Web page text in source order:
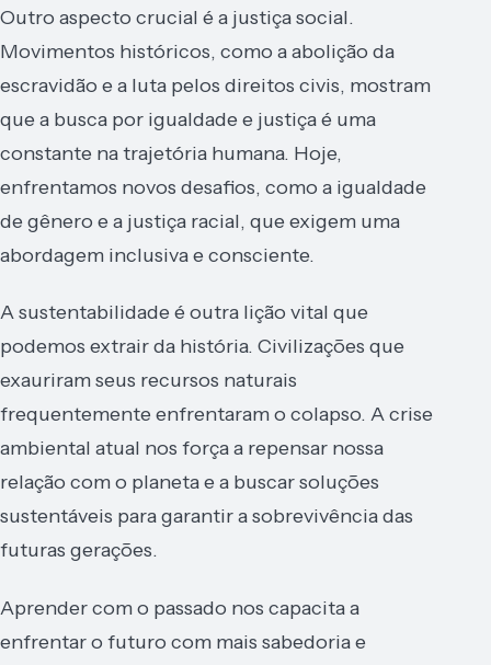
Outro aspecto crucial é a justiça social.
Movimentos históricos, como a abolição da
escravidão e a luta pelos direitos civis, mostram
que a busca por igualdade e justiça é uma
constante na trajetória humana. Hoje,
enfrentamos novos desafios, como a igualdade
de gênero e a justiça racial, que exigem uma
abordagem inclusiva e consciente.
A sustentabilidade é outra lição vital que
podemos extrair da história. Civilizações que
exauriram seus recursos naturais
frequentemente enfrentaram o colapso. A crise
ambiental atual nos força a repensar nossa
relação com o planeta e a buscar soluções
sustentáveis para garantir a sobrevivência das
futuras gerações.
Aprender com o passado nos capacita a
enfrentar o futuro com mais sabedoria e